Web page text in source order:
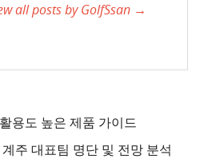
all posts by GolfSsan →
용도 높은 제품 가이드
주 대표팀 명단 및 전망 분석